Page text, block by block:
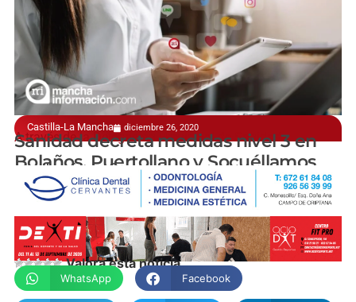
Castilla-La Mancha diciembre 26, 2020
A través de la Delegación Provincial de Sanidad
Sanidad decreta medidas nivel 3 en
Bolaños, Puertollano y Socuéllamos
manchainformacion.com
Valora esta noticia
WhatsApp Facebook